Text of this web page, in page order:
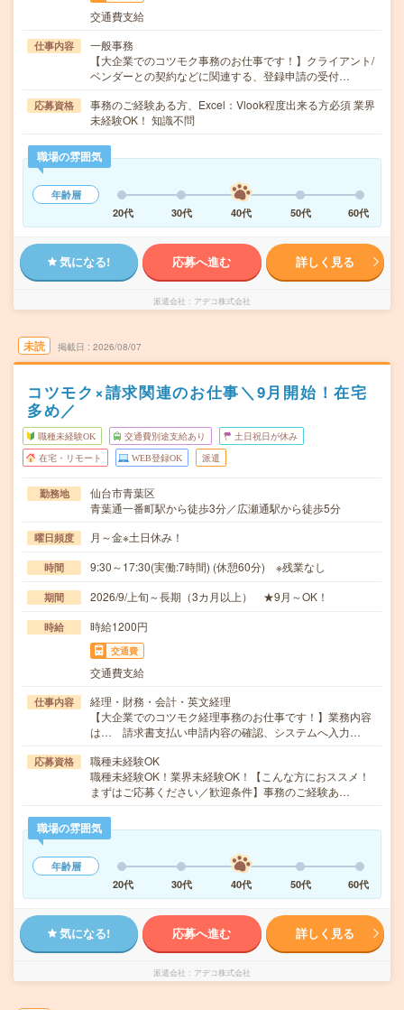
交通費支給
仕事内容
一般事務
【大企業でのコツモク事務のお仕事です！】クライアント/
ベンダーとの契約などに関連する、登録申請の受付…
応募資格
事務のご経験ある方、Excel：Vlook程度出来る方必須 業界
未経験OK！ 知識不問
職場の雰囲気
年齢層
20代
30代 40代 50代 60代
気になる! 応募へ進む 詳しく見る
派遣会社 アデコ株式会社
未読 掲載日 2026/08/07
コツモク×請求関連のお仕事＼9月開始！在宅
多め／
職種未経験OK 交通費別途支給あり 土日祝日が休み
在宅・リモート WEB登録OK 派遣
勤務地
仙台市青葉区
青葉通一番町駅から徒歩3分／広瀬通駅から徒歩5分
曜日頻度 月～金※土日休み！
時間 9:30～17:30(実働:7時間) (休憩60分) ※残業なし
期間 2026/9/上旬～長期（3カ月以上） ★9月～OK！
時給 時給1200円
交通費
交通費支給
仕事内容
経理・財務・会計・英文経理
【大企業でのコツモク経理事務のお仕事です！】業務内容
は… 請求書支払い申請内容の確認、システムへ入力…
応募資格
職種未経験OK
職種未経験OK！業界未経験OK！【こんな方におススメ！
まずはご応募ください／歓迎条件】事務のご経験あ…
職場の雰囲気
年齢層
20代
30代 40代 50代 60代
気になる! 応募へ進む 詳しく見る
派遣会社 アデコ株式会社